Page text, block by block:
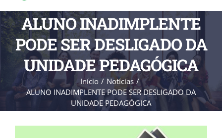
ALUNO INADIMPLENTE
PODE SER DESLIGADO DA
UNIDADE PEDAGÓGICA
Início
Notícias
ALUNO INADIMPLENTE PODE SER DESLIGADO DA
UNIDADE PEDAGÓGICA